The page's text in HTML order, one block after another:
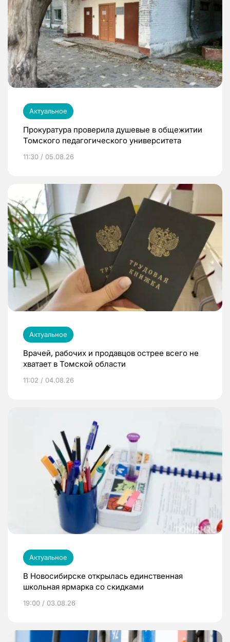
Актуальное
Прокуратура проверила душевые в общежитии
Томского педагогического университета
11:30 / 05.08.26
Актуальное
Врачей, рабочих и продавцов острее всего не
хватает в Томской области
11:02 / 04.08.26
Актуальное
В Новосибирске открылась единственная
школьная ярмарка со скидками
19:00 / 03.08.26